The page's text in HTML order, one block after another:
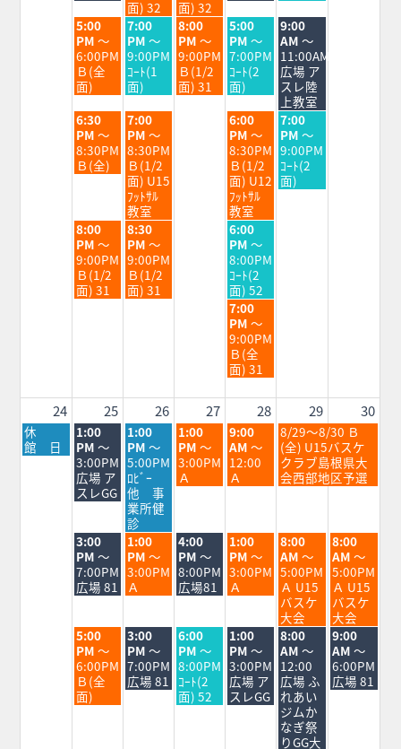
月
18th
2026
月
19th
2026
面) 32
月
20th
2026
面) 32
月
21st
2026
月
22nd
2026
火
曜
日,
8
月
18th
2026
5:00
PM ～
6:00PM
Ｂ(全
面)
水
曜
日,
8
月
19th
2026
7:00
PM ～
9:00PM
ｺｰﾄ(1
面)
木
曜
日,
8
月
20th
8:00
PM ～
9:00PM
Ｂ(1/2
面) 31
金
曜
日,
8
月
21st
2026
5:00
PM ～
7:00PM
ｺｰﾄ(2
面)
土
曜
日,
8
月
22nd
2026
9:00
AM ～
11:00AM
広場 ア
スレ陸
上教室
火
曜
日,
8
月
6:30
PM ～
8:30PM
Ｂ(全)
水
曜
日,
8
月
19th
2026
7:00
PM ～
8:30PM
Ｂ(1/2
面) U15
ﾌｯﾄｻﾙ
教室
金
曜
日,
8
月
21st
2026
6:00
PM ～
8:30PM
Ｂ(1/2
面) U12
ﾌｯﾄｻﾙ
教室
土
曜
日,
8
月
22nd
7:00
PM ～
9:00PM
ｺｰﾄ(2
面)
火
曜
日,
8
月
18th
8:00
PM ～
9:00PM
Ｂ(1/2
面) 31
水
曜
日,
8
月
19th
8:30
PM ～
9:00PM
Ｂ(1/2
面) 31
金
曜
日,
8
月
21st
2026
6:00
PM ～
8:00PM
ｺｰﾄ(2
面) 52
金
曜
日,
8
月
21st
2026
7:00
PM ～
9:00PM
Ｂ(全
面) 31
24 25 26 27 28 29 30
月
曜
日,
休
館 日
火
曜
日,
8
月
25th
1:00
PM ～
3:00PM
広場 ア
スレGG
水
曜
日,
8
月
26th
2026
1:00
PM ～
5:00PM
ﾛﾋﾞｰ
他 事
業所健
診
木
曜
日,
8
月
1:00
PM ～
3:00PM
Ａ
金
曜
日,
8
月
9:00
AM ～
12:00
Ａ
土
曜
日,
8
月
8/29～8/30 Ｂ
(全) U15バスケ
クラブ島根県大
会西部地区予選
火
曜
日,
8
月
2026
3:00
PM ～
7:00PM
広場 81
水
曜
日,
8
月
2026
1:00
PM ～
3:00PM
Ａ
木
曜
日,
8
月
2026
4:00
PM ～
8:00PM
広場81
金
曜
日,
8
月
2026
1:00
PM ～
3:00PM
Ａ
土
曜
日,
8
月
29th
2026
8:00
AM ～
5:00PM
Ａ U15
バスケ
大会
日
曜
日,
8
月
30th
2026
8:00
AM ～
5:00PM
Ａ U15
バスケ
大会
火
曜
日,
8
月
25th
5:00
PM ～
6:00PM
Ｂ(全
面)
水
曜
日,
8
月
3:00
PM ～
7:00PM
広場 81
木
曜
日,
8
月
27th
6:00
PM ～
8:00PM
ｺｰﾄ(2
面) 52
金
曜
日,
8
月
28th
1:00
PM ～
3:00PM
広場 ア
スレGG
土
曜
日,
8
月
29th
2026
8:00
AM ～
12:00
広場 ふ
れあい
ジムか
なぎ祭
りGG大
日
曜
日,
8
月
9:00
AM ～
6:00PM
広場 81